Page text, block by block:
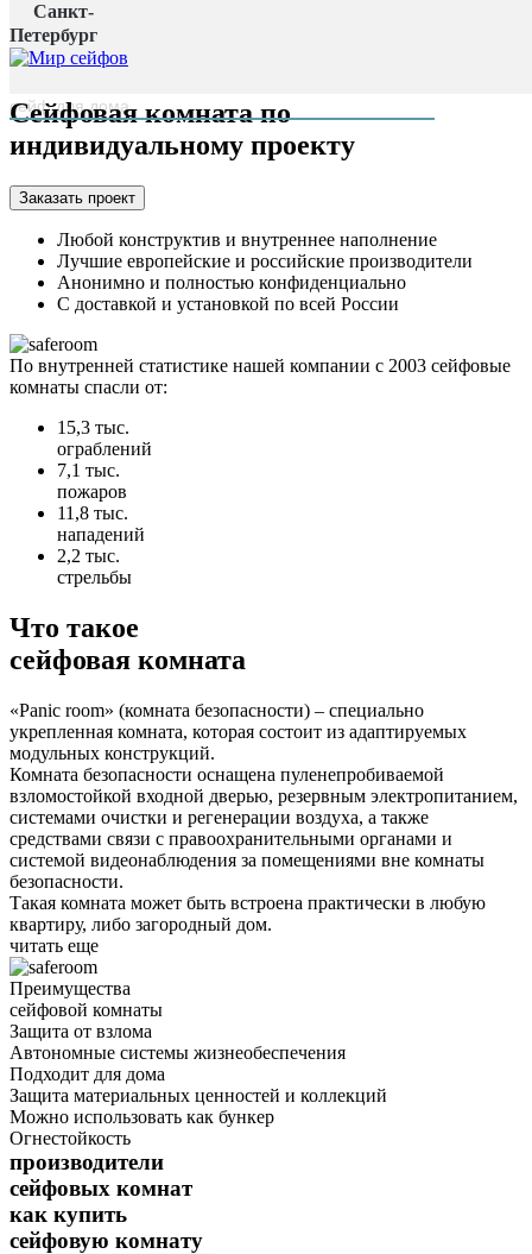
Санкт-
Петербург
Главная страница
Сейфовые комнаты
наверх
Сейфовая комната по
индивидуальному проекту
Заказать проект
Любой конструктив и внутреннее наполнение
Лучшие европейские и российские производители
Анонимно и полностью конфиденциально
С доставкой и установкой по всей России
По внутренней статистике нашей компании с 2003 сейфовые
комнаты спасли от:
15,3 тыс.
ограблений
7,1 тыс.
пожаров
11,8 тыс.
нападений
2,2 тыс.
стрельбы
Что такое
сейфовая комната
«Panic room» (комната безопасности) – специально
укрепленная комната, которая состоит из адаптируемых
модульных конструкций.
Комната безопасности оснащена пуленепробиваемой
взломостойкой входной дверью, резервным электропитанием,
системами очистки и регенерации воздуха, а также
средствами связи с правоохранительными органами и
системой видеонаблюдения за помещениями вне комнаты
безопасности.
Такая комната может быть встроена практически в любую
квартиру, либо загородный дом.
читать еще
Преимущества
сейфовой комнаты
Защита от взлома
Автономные системы жизнеобеспечения
Подходит для дома
Защита материальных ценностей и коллекций
Можно использовать как бункер
Огнестойкость
производители
сейфовых комнат
как купить
сейфовую комнату